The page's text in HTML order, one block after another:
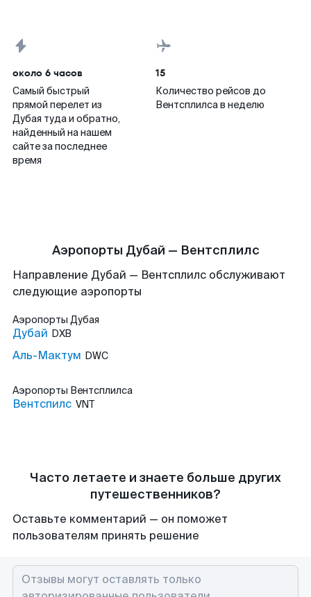
около 6 часов
Самый быстрый
прямой перелет из
Дубая туда и обратно,
найденный на нашем
сайте за последнее
время
15
Количество рейсов до
Вентсплилса в неделю
Аэропорты Дубай — Вентсплилс
Направление Дубай — Вентсплилс обслуживают
следующие аэропорты
Аэропорты Дубая
Дубай DXB
Аль-Мактум DWC
Аэропорты Вентсплилса
Вентспилс VNT
Часто летаете и знаете больше других
путешественников?
Оставьте комментарий — он поможет
пользователям принять решение